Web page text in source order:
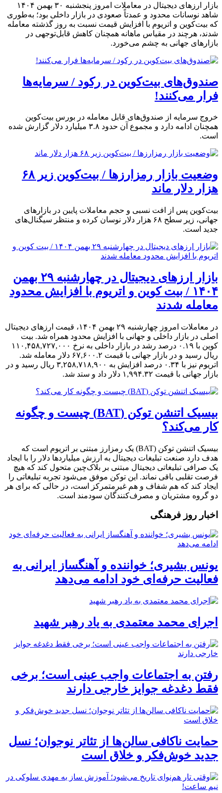
بازار ارزهای دیجیتال در معاملات امروز پنجشنبه ۳۰ بهمن ۱۴۰۴
شاهد نوسانات محدود و عمدتاً صعودی در بازار داخلی بود؛ به‌طوری
که بیت‌کوین و اتریوم با افزایش قیمت نسبت به روز گذشته معامله
شدند، هرچند در مقیاس ماهانه همچنان کاهش قابل‌توجهی در
بازارهای جهانی به چشم می‌خورد.
صندوق‌های بیت‌کوین در رکود / سرمایه‌ها
فرار می‌کنند!
خروج سرمایه از صندوق‌های قابل معامله در بورس بیت‌کوین
همچنان ادامه دارد و مجموع آن حدود ۳.۸ میلیارد دلار گزارش شده
است.
وضعیت بازار رمزارزها / بیت‌کوین زیر ۶۸
هزار دلار ماند
بیت‌کوین پس از افت نسبی و حجم معاملات پایین در بازارهای
جهانی، زیر سطح ۶۸ هزار دلار نوسان کرده و منتظر سیگنال‌های
جدید است.
بازار ارزهای دیجیتال در چهارشنبه ۲۹ بهمن
۱۴۰۴ / بیت کوین و اتریوم با افزایش محدود
معامله شدند
در معاملات امروز چهارشنبه ۲۹ بهمن ۱۴۰۴، قیمت ارزهای دیجیتال
اصلی در بازار داخلی و جهانی با افزایش محدود همراه شد. بیت
کوین با ۰.۱۹ درصد رشد در بازار داخلی به نرخ ۱۱۰,۴۵۸,۷۲۷,۰۰۰
ریال رسید و در بازار جهانی با قیمت ۶۷,۶۰۰.۲ دلار معامله شد.
اتریوم نیز با ۰.۳۴ درصد افزایش به ۳,۲۵۸,۷۱۸,۹۰۰ ریال رسید و در
بازار جهانی با قیمت ۱,۹۹۴.۳۲ دلار داد و ستد شد.
بیسیک اتنشن توکن (BAT) چیست و چگونه
کار می‌کند؟
بیسیک اتنشن توکن (BAT) یک رمزارز مبتنی بر اتریوم است که
هدف دارد صنعت تبلیغات دیجیتال به ارزش میلیاردها دلار را با ایجاد
یک صرافی تبلیغاتی دیجیتال مبتنی بر بلاک‌چین متحول کند که هیچ
فرصت تقلبی باقی نماند. این توکن موفق می‌شود تجربه تبلیغاتی را
ایجاد کند که هم شفاف و هم غیرمتمرکز است، در حالی که برای هر
دو گروه مشتریان و مصرف‌کنندگان سودمند است.
اخبار روز فرهنگی
یونس بشیری؛ خواننده و آهنگساز ایرانی به
فعالیت حرفه‌ای خود ادامه می‌دهد
اجرای محمد معتمدی به یاد رهبر شهید
رفتن به اجتماعات واجب عینی است؛ برخی
فقط دغدغه جوایز خارجی دارند
حمایت ناکافی سالن‌ها از تئاتر نوجوان؛ نسل
جدید خوش‌فکر و خلاق است